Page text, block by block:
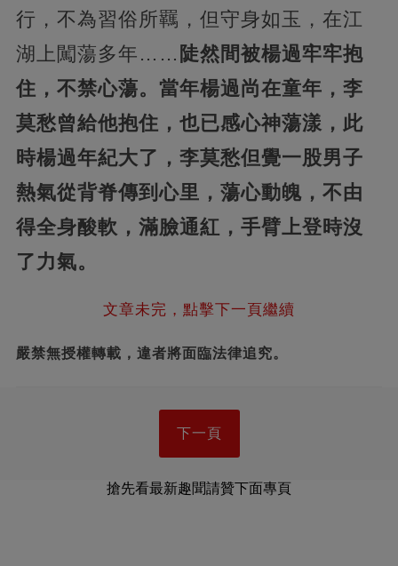
行，不為習俗所羈，但守身如玉，在江
湖上闖蕩多年…… 陡然間被楊過牢牢抱
住，不禁心蕩。當年楊過尚在童年，李
莫愁曾給他抱住，也已感心神蕩漾，此
時楊過年紀大了，李莫愁但覺一股男子
熱氣從背脊傳到心里，蕩心動魄，不由
得全身酸軟，滿臉通紅，手臂上登時沒
了力氣。
文章未完，點擊下一頁繼續
嚴禁無授權轉載，違者將面臨法律追究。
下一頁
搶先看最新趣聞請贊下面專頁